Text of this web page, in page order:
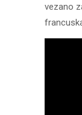
vezano